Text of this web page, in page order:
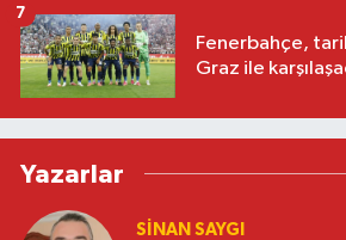
Fenerbahçe,
Graz ile
7
Yazarlar
SINAN SAYGI